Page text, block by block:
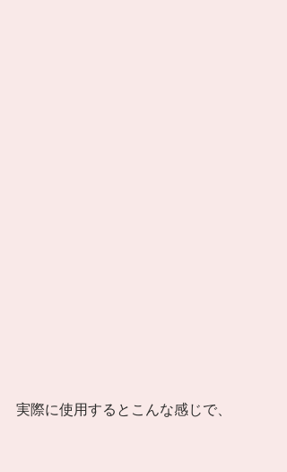
実際に使用するとこんな感じで、